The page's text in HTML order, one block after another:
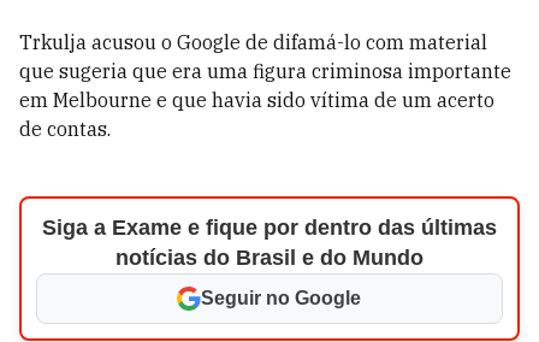
Trkulja acusou o Google de difamá-lo com material
que sugeria que era uma figura criminosa importante
em Melbourne e que havia sido vítima de um acerto
de contas.
Siga a Exame e fique por dentro das últimas
notícias do Brasil e do Mundo
Seguir no Google